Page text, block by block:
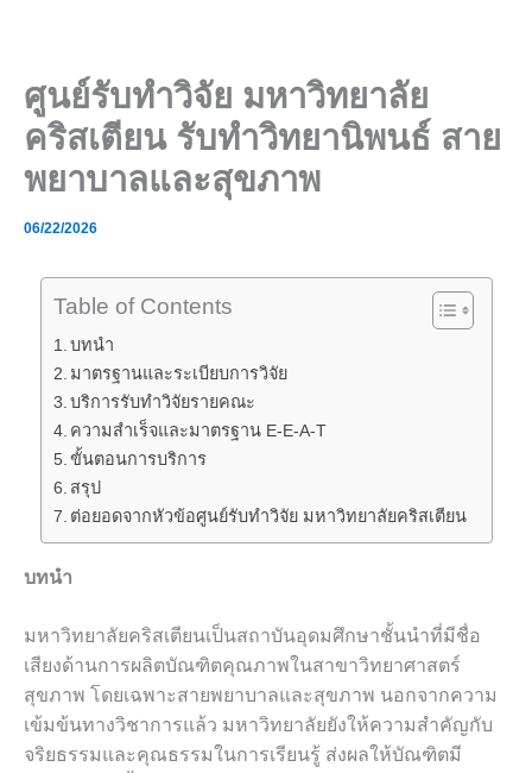
ศูนย์รับทำวิจัย มหาวิทยาลัย
คริสเตียน รับทำวิทยานิพนธ์ สาย
พยาบาลและสุขภาพ
06/22/2026
Table of Contents
บทนำ
มาตรฐานและระเบียบการวิจัย
บริการรับทำวิจัยรายคณะ
ความสำเร็จและมาตรฐาน E-E-A-T
ขั้นตอนการบริการ
สรุป
ต่อยอดจากหัวข้อศูนย์รับทำวิจัย มหาวิทยาลัยคริสเตียน
บทนำ
มหาวิทยาลัยคริสเตียนเป็นสถาบันอุดมศึกษาชั้นนำที่มีชื่อ
เสียงด้านการผลิตบัณฑิตคุณภาพในสาขาวิทยาศาสตร์
สุขภาพ โดยเฉพาะสายพยาบาลและสุขภาพ นอกจากความ
เข้มข้นทางวิชาการแล้ว มหาวิทยาลัยยังให้ความสำคัญกับ
จริยธรรมและคุณธรรมในการเรียนรู้ ส่งผลให้บัณฑิตมี